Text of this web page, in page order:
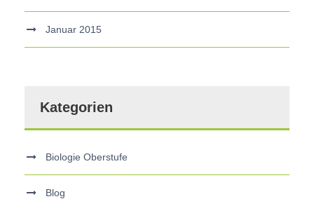
Januar 2015
Kategorien
Biologie Oberstufe
Blog